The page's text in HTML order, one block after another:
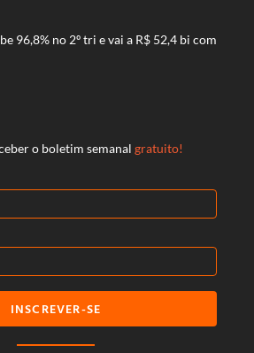
96,8% no 2º tri e vai a R$ 52,4 bi com
o boletim semanal gratuito!
INSCREVER-SE